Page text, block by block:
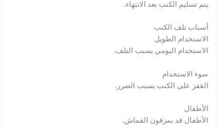
Hacklink Panel
Hacklink panel
Hacklink panel
يتم تسليم الكنب بعد الانتهاء.
أسباب تلف الكنب
الاستخدام الطويل
الاستخدام اليومي يسبب التلف.
سوء الاستخدام
القفز على الكنب يسبب الضرر.
الأطفال
الأطفال قد يمزقون القماش.